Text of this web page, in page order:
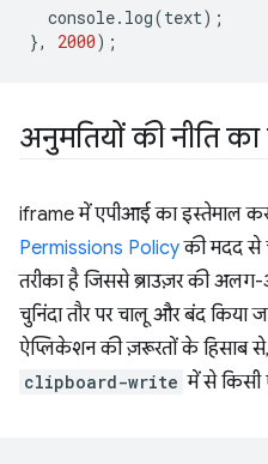
console. log(text);
},
2000);
अनुमतियों की नीति का
iframe में एपीआई का इस्तेमाल
Permissions Policyकी मदद से
तरीका है जिससे ब्राउज़र की
चुनिंदा तौर पर चालू और बंद
ऐप्लिकेशन की ज़रूरतों के हिसाब से,
clipboard-write में से किसी